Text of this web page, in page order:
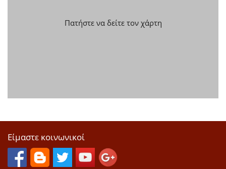
Πατήστε να δείτε τον χάρτη
Είμαστε κοινωνικοί